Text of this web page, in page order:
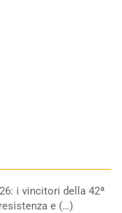
i vincitori della 42ª
e (…)